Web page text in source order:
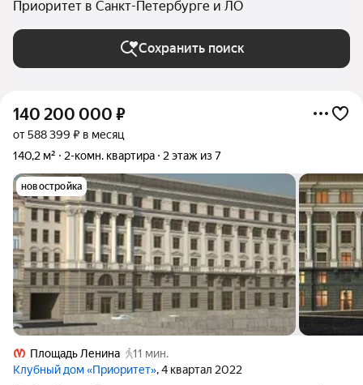
Приоритет в Санкт-Петербурге и ЛО
Сохранить поиск
140 200 000 ₽
от 588 399 ₽ в месяц
140,2 м²
2-комн. квартира 2 этаж из 7
новостройка
Площадь Ленина
11 мин.
Клубный дом «Приоритет», 4 квартал 2022